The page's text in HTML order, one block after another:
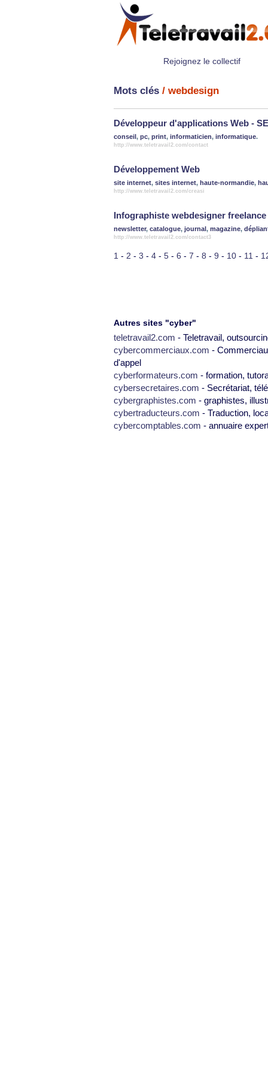
Rejoignez le collectif
Mots clés / webdesign
Développeur d'applications Web -
conseil, pc, print, informaticien, informatique.
http://www.teletravail2.com/contact
Développement Web
site internet, sites internet, haute-normandie,
http://www.teletravail2.com/creasi
Infographiste webdesigner freelance
newsletter, catalogue, journal, magazine,
http://www.teletravail2.com/contact3
1 - 2 - 3 - 4 - 5 - 6 - 7 - 8 - 9 - 10 - 11 -
Autres sites "cyber"
teletravail2.com - Teletravail,
cybercommerciaux.com -
d'appel
cyberformateurs.com - formation,
cybersecretaires.com - Secrétariat,
cybergraphistes.com - graphistes,
cybertraducteurs.com - Traduction,
cybercomptables.com - annuaire